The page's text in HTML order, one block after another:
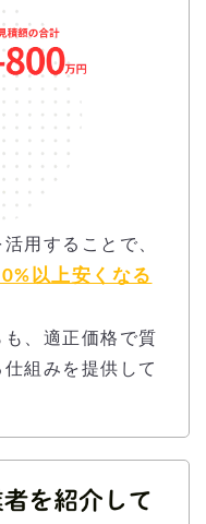
用することで、
以上安くなる
、適正価格で質
組みを提供して